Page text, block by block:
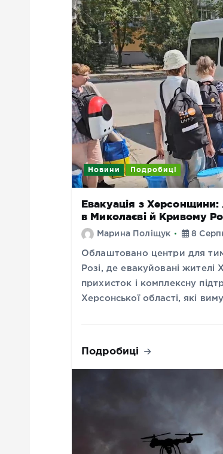
Новини Подробиці
Евакуація з
в Миколаєві й Кривому
Марина Поліщук 8
Облаштовано центри для
Розі, де евакуйовані
прихисток і комплексну
Херсонської області, які
Подробиці